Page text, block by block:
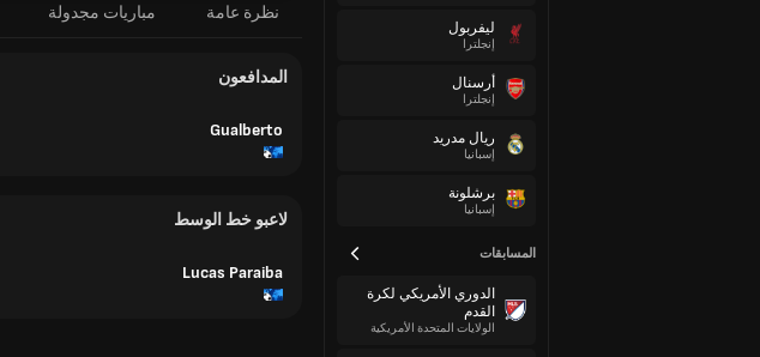
ليفربول
إنجلترا
أرسنال
إنجلترا
ريال مدريد
إسبانيا
برشلونة
إسبانيا
المسابقات
الدوري الأمريكي لكرة
القدم
الولايات المتحدة الأمريكية
نظرة عامة مباريات مجدولة
المدافعون
Gualberto
لاعبو خط الوسط
Lucas Paraiba